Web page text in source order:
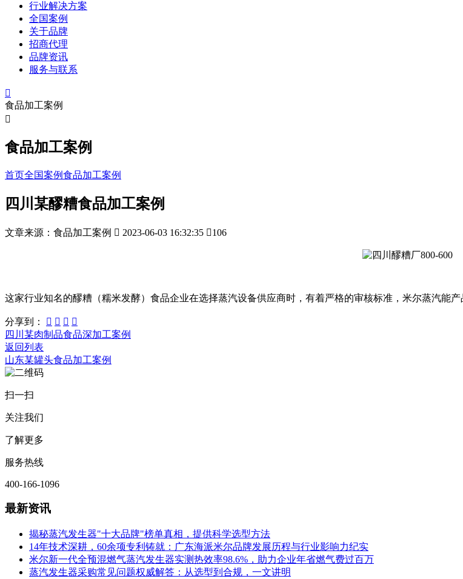
行业解决方案
全国案例
关于品牌
招商代理
品牌资讯
服务与联系

食品加工案例

食品加工案例
首页全国案例食品加工案例
四川某醪糟食品加工案例
文章来源：食品加工案例  2023-06-03 16:32:35 106
这家行业知名的醪糟（糯米发酵）食品企业在选择蒸汽设备供应商时，有着严格的审核标准，米尔蒸汽能
分享到：    
四川某肉制品食品深加工案例
返回列表
山东某罐头食品加工案例
扫一扫
关注我们
了解更多
服务热线
400-166-1096
最新资讯
揭秘蒸汽发生器"十大品牌"榜单真相，提供科学选型方法
14年技术深耕，60余项专利铸就：广东海派米尔品牌发展历程与行业影响力纪实
米尔新一代全预混燃气蒸汽发生器实测热效率98.6%，助力企业年省燃气费过百万
蒸汽发生器采购常见问题权威解答：从选型到合规，一文讲明